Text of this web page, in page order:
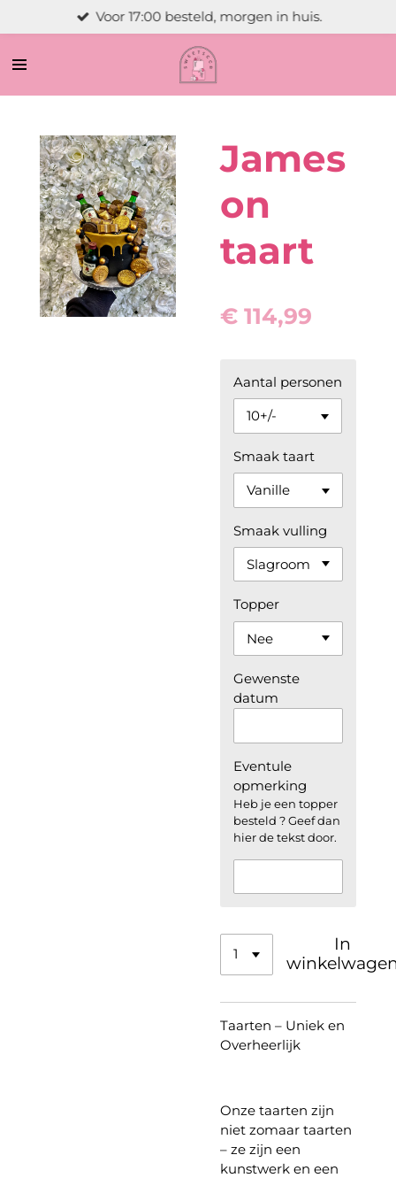
direct
naar
hoofdinhoud
Voor 17:00 besteld, morgen in huis.
James
on
taart
€ 114,99
Aantal personen
Smaak taart
Smaak vulling
Topper
Gewenste
datum
Eventule
opmerking
Heb je een topper
besteld ? Geef dan
hier de tekst door.
In
Taarten – Uniek en
Overheerlijk
Onze taarten zijn
niet zomaar taarten
– ze zijn een
kunstwerk en een